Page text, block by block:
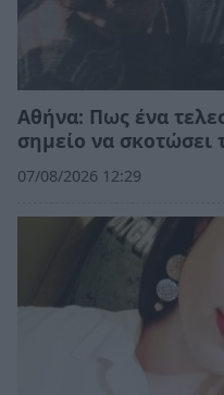
Αθήνα: Πως ένα
σημείο να σκοτώσει
07/08/2026 12:29